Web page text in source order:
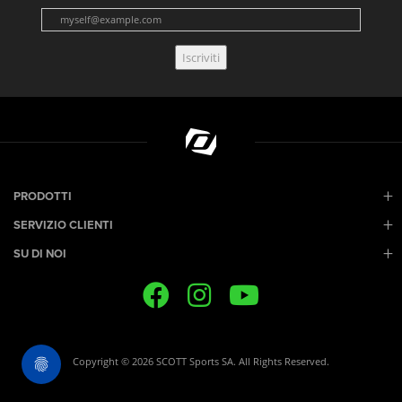
Iscriviti
PRODOTTI
SERVIZIO CLIENTI
SU DI NOI
Copyright © 2026 SCOTT Sports SA. All Rights Reserved.